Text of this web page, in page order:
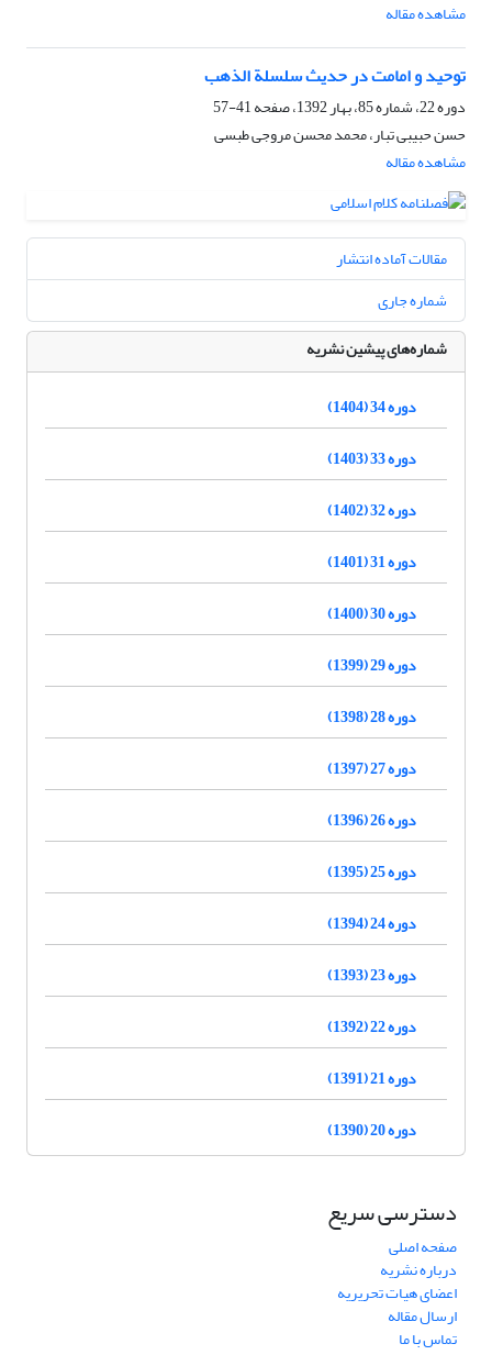
مشاهده مقاله
توحید و امامت در حدیث سلسلة الذهب
دوره 22، شماره 85، بهار 1392، صفحه
41-57
حسن حبیبی تبار، محمد محسن مروجی طبسی
مشاهده مقاله
مقالات آماده انتشار
شماره جاری
شماره‌های پیشین نشریه
دوره 34 (1404)
دوره 33 (1403)
دوره 32 (1402)
دوره 31 (1401)
دوره 30 (1400)
دوره 29 (1399)
دوره 28 (1398)
دوره 27 (1397)
دوره 26 (1396)
دوره 25 (1395)
دوره 24 (1394)
دوره 23 (1393)
دوره 22 (1392)
دوره 21 (1391)
دوره 20 (1390)
دسترسی سریع
صفحه اصلی
درباره نشریه
اعضای هیات تحریریه
ارسال مقاله
تماس با ما